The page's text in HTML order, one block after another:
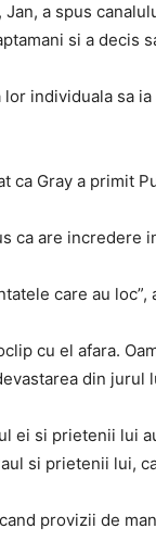
Jan, a spus
si a decis
lor individuala sa
ca Gray a primit
ca are incredere
care au loc”,
cu el afara.
din jurul
ei si prietenii lui
si prietenii lui,
provizii de